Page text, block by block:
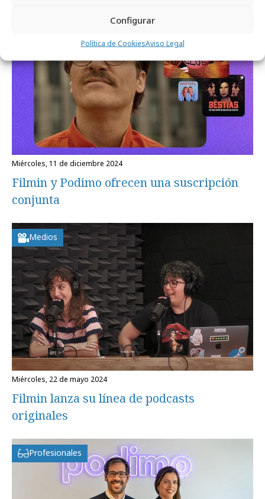
Configurar
Política de CookiesAviso Legal
miércoles, 11 de diciembre 2024
Filmin y Podimo ofrecen una suscripción
conjunta
Medios
miércoles, 22 de mayo 2024
Filmin lanza su línea de podcasts
originales
Profesionales